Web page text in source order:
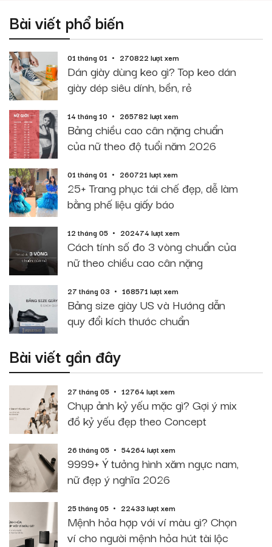
Bài viết phổ biến
01 tháng 01 270822 lượt xem
Dán giày dùng keo gì? Top keo dán
giày dép siêu dính, bền, rẻ
14 tháng 10 265782 lượt xem
Bảng chiều cao cân nặng chuẩn
của nữ theo độ tuổi năm 2026
01 tháng 01 260721 lượt xem
25+ Trang phục tái chế đẹp, dễ làm
bằng phế liệu giấy báo
12 tháng 05 202474 lượt xem
Cách tính số đo 3 vòng chuẩn của
nữ theo chiều cao cân nặng
27 tháng 03 168571 lượt xem
Bảng size giày US và Hướng dẫn
quy đổi kích thước chuẩn
Bài viết gần đây
27 tháng 05 12764 lượt xem
Chụp ảnh kỷ yếu mặc gì? Gợi ý mix
đồ kỷ yếu đẹp theo Concept
26 tháng 05 54264 lượt xem
9999+ Ý tưởng hình xăm ngực nam,
nữ đẹp ý nghĩa 2026
25 tháng 05 22433 lượt xem
Mệnh hỏa hợp với ví màu gì? Chọn
ví cho người mệnh hỏa hút tài lộc